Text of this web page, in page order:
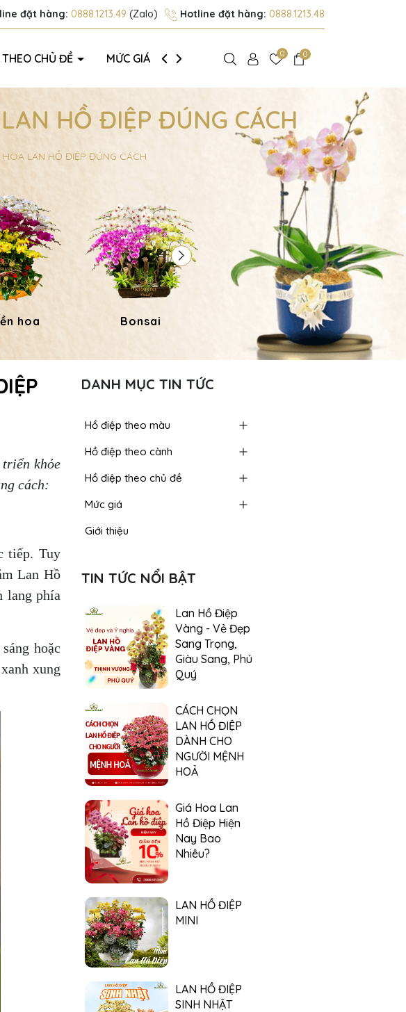
đặt hàng: 0888.1213.49 (Zalo) Hotline đặt hàng: 0888.1213.48
CHỦ ĐỀ MỨC GIÁ GIỚI THIỆU 0 0
HỒ ĐIỆP ĐÚNG CÁCH
LAN HỒ ĐIỆP ĐÚNG CÁCH
hoa Bonsai Hoa Dâng Phật
triển khỏe
cách:
tiếp. Tuy
Lan Hồ
lang phía
hoặc
xung
DANH MỤC TIN TỨC
Hồ điệp theo màu
Hồ điệp theo cành
Hồ điệp theo chủ đề
Mức giá
Giới thiệu
TIN TỨC NỔI BẬT
Lan Hồ Điệp
Vàng - Vẻ Đẹp
Sang Trọng,
Giàu Sang, Phú
Quý
CÁCH CHỌN
LAN HỒ ĐIỆP
DÀNH CHO
NGƯỜI MỆNH
HOẢ
Giá Hoa Lan
Hồ Điệp Hiện
Nay Bao
Nhiêu?
LAN HỒ ĐIỆP
MINI
LAN HỒ ĐIỆP
SINH NHẬT